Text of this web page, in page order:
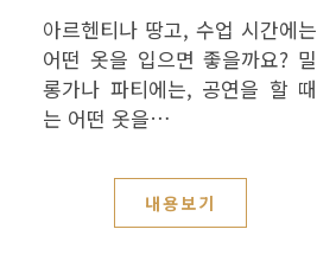
아르헨티나 땅고, 수업 시간에는
어떤 옷을 입으면 좋을까요? 밀
롱가나 파티에는, 공연을 할 때
는 어떤 옷을…
내용보기